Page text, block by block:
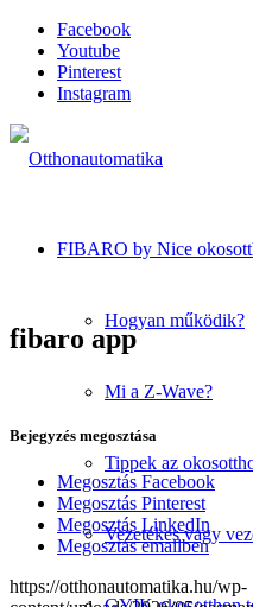
Facebook
Youtube
Pinterest
Instagram
FIBARO by Nice
Hogyan működik?
Mi a Z-Wave?
Tippek az
Vezetékes vagy
fibaro app
Bejegyzés megosztása
Megosztás Facebook
Megosztás Pinterest
Megosztás LinkedIn
Megosztás emailben
https://otthonautomatika.hu/wp-